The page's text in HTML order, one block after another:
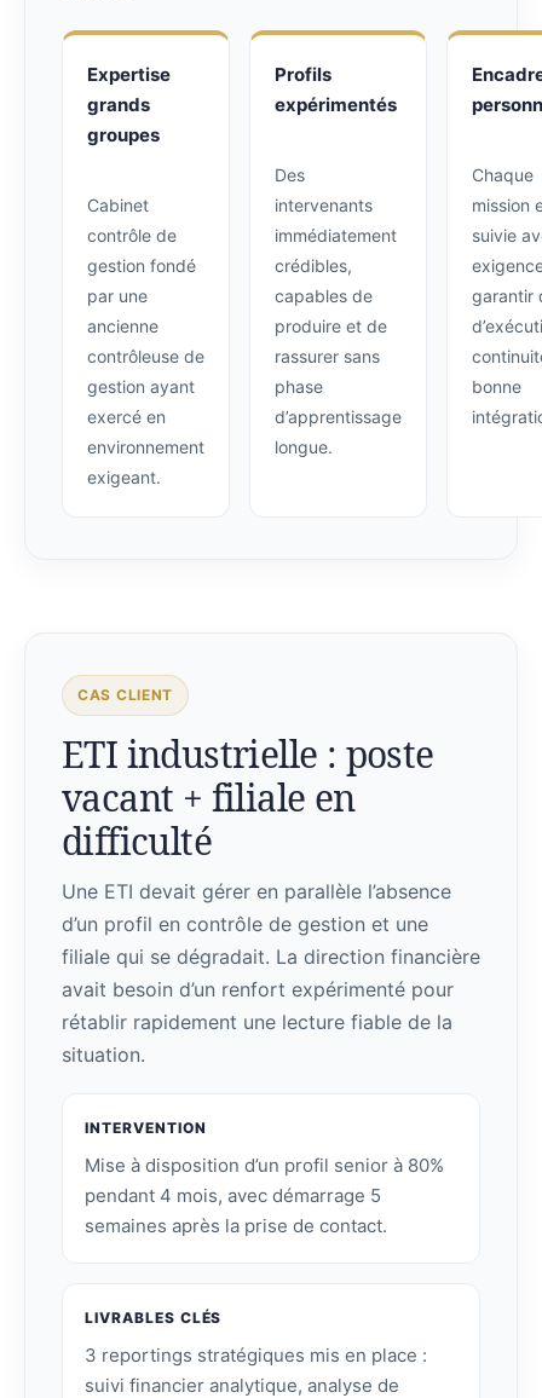
Expertise
grands
groupes
Cabinet
contrôle de
gestion fondé
par une
ancienne
contrôleuse de
gestion ayant
exercé en
environnement
exigeant.
Profils
expérimentés
Des
intervenants
immédiatement
crédibles,
capables de
produire et de
rassurer sans
phase
d’apprentissage
longue.
Chaque
mission
suivie
garantir
bonne
CAS CLIENT
ETI industrielle : poste
vacant + filiale en
difficulté
Une ETI devait gérer en parallèle l’absence
d’un profil en contrôle de gestion et une
filiale qui se dégradait. La direction financière
avait besoin d’un renfort expérimenté pour
rétablir rapidement une lecture fiable de la
situation.
INTERVENTION
Mise à disposition d’un profil senior à 80%
pendant 4 mois, avec démarrage 5
semaines après la prise de contact.
LIVRABLES CLÉS
3 reportings stratégiques mis en place :
suivi financier analytique, analyse de